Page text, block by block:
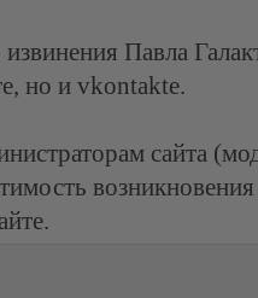
Павла
но и vkontakte.
сайта